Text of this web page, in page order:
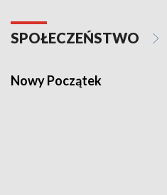
SPOŁECZEŃSTWO
Nowy Początek